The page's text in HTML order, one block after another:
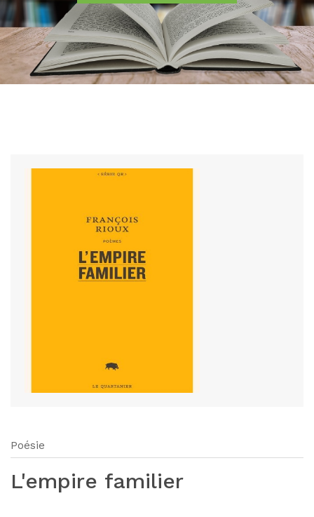
Poésie
L'empire familier